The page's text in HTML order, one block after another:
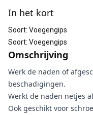
In het kort
Soort: Voegengips
Soort: Voegengips
Omschrijving
Werk de naden of
beschadigingen.
Werkt de naden netjes
Ook geschikt voor